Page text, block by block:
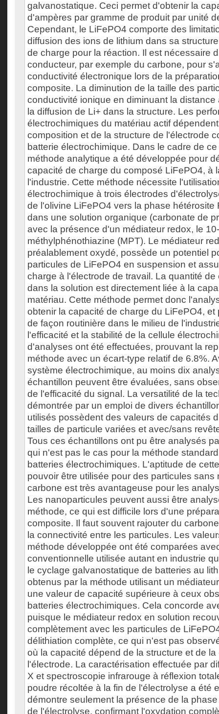
galvanostatique. Ceci permet d'obtenir la
d'ampères par gramme de produit par unité
Cependant, le LiFePO4 comporte des
diffusion des ions de lithium dans sa
de charge pour la réaction. Il est nécessaire
conducteur, par exemple du carbone, pour
conductivité électronique lors de la
composite. La diminution de la taille des
conductivité ionique en diminuant la distance
la diffusion de Li+ dans la structure. Les
électrochimiques du matériau actif
composition et de la structure de l'électrode
batterie électrochimique. Dans le cadre de
méthode analytique a été développée pour
capacité de charge du composé LiFePO4, à
l'industrie. Cette méthode nécessite
électrochimique à trois électrodes
de l'olivine LiFePO4 vers la phase hétérosite
dans une solution organique (carbonate de
avec la présence d'un médiateur redox, le 10-
méthylphénothiazine (MPT). Le médiateur
préalablement oxydé, possède un potentiel
particules de LiFePO4 en suspension et
charge à l'électrode de travail. La quantité
dans la solution est directement liée à la
matériau. Cette méthode permet donc
obtenir la capacité de charge du LiFePO4, et
de façon routinière dans le milieu de
l'efficacité et la stabilité de la cellule
d'analyses ont été effectuées, prouvant la
méthode avec un écart-type relatif de 6.8%.
système électrochimique, au moins dix
échantillon peuvent être évaluées, sans
de l'efficacité du signal. La versatilité de la
démontrée par un emploi de divers
utilisés possèdent des valeurs de capacités
tailles de particule variées et avec/sans
Tous ces échantillons ont pu être analysés
qui n'est pas le cas pour la méthode
batteries électrochimiques. L'aptitude de
pouvoir être utilisée pour des particules sans
carbone est très avantageuse pour les
Les nanoparticules peuvent aussi être
méthode, ce qui est difficile lors d'une
composite. Il faut souvent rajouter du
la connectivité entre les particules. Les
méthode développée ont été comparées
conventionnelle utilisée autant en industrie
le cyclage galvanostatique de batteries au
obtenus par la méthode utilisant un
une valeur de capacité supérieure à ceux
batteries électrochimiques. Cela concorde
puisque le médiateur redox en solution
complètement avec les particules de
délithiation complète, ce qui n'est pas
où la capacité dépend de la structure et de
l'électrode. La caractérisation effectuée par
X et spectroscopie infrarouge à réflexion
poudre récoltée à la fin de l'électrolyse a été
démontre seulement la présence de la
de l'électrolyse, confirmant l'oxydation